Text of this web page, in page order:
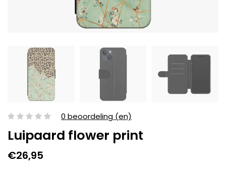
0 beoordeling (en)
Luipaard flower print
€26,95